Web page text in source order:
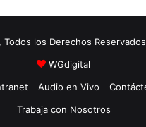
los Derechos
WGdigital
Audio en Vivo
Trabaja con Nosotros